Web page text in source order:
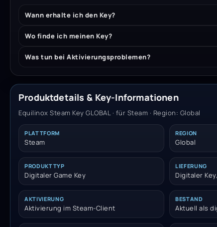
Wann erhalte ich den Key?
Wo finde ich meinen Key?
Was tun bei Aktivierungsproblemen?
Produktdetails & Key-Informationen
Equilinox Steam Key GLOBAL · für Steam · Region: Global
PLATTFORM
Steam
REGION
Global
PRODUKTTYP
Digitaler Game Key
LIEFERUNG
Digitaler
AKTIVIERUNG
Aktivierung im Steam-Client
BESTAND
Aktuell als